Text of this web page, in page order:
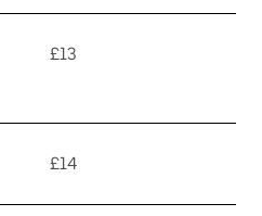
£13
£14